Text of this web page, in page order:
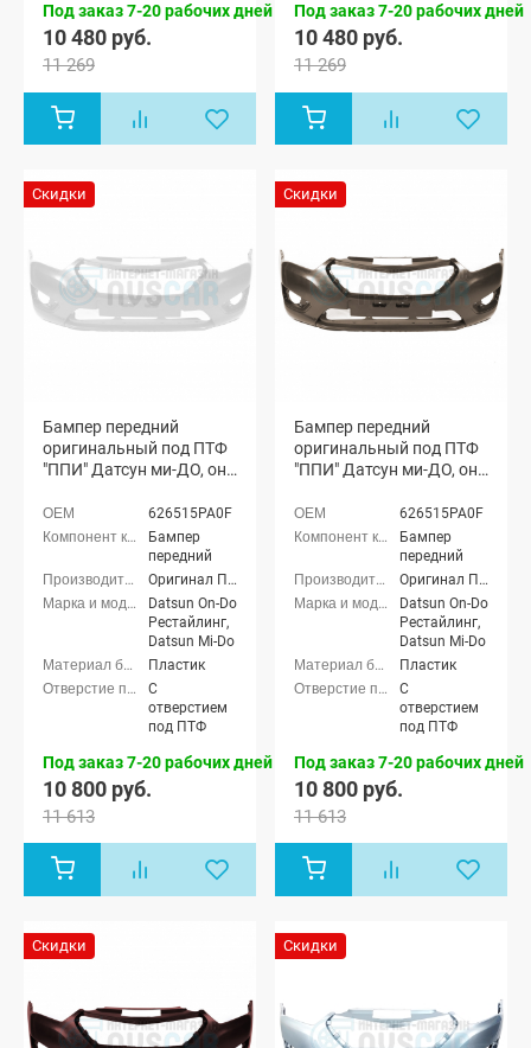
Под заказ 7-20 рабочих дней
10 480 руб.
11 269
Под заказ 7-20 рабочих дней
10 480 руб.
11 269
Скидки
Бампер передний
оригинальный под ПТФ
"ППИ" Датсун ми-ДО, он-
облако 240)
626515PA0F
Бампер
передний
Оригинал ППИ
Datsun On-Do
Рестайлинг,
Datsun Mi-Do
Пластик
С
отверстием
под ПТФ
Под заказ 7-20 рабочих дней
10 800 руб.
11 613
Скидки
Бампер передний
оригинальный под ПТФ
"ППИ" Датсун ми-ДО, он-
(Кориандр 790)626515PA0F
Бампер
передний
Оригинал ППИ
Datsun On-Do
Рестайлинг,
Datsun Mi-Do
Пластик
С
отверстием
под ПТФ
Под заказ 7-20 рабочих дней
10 800 руб.
11 613
Скидки Скидки